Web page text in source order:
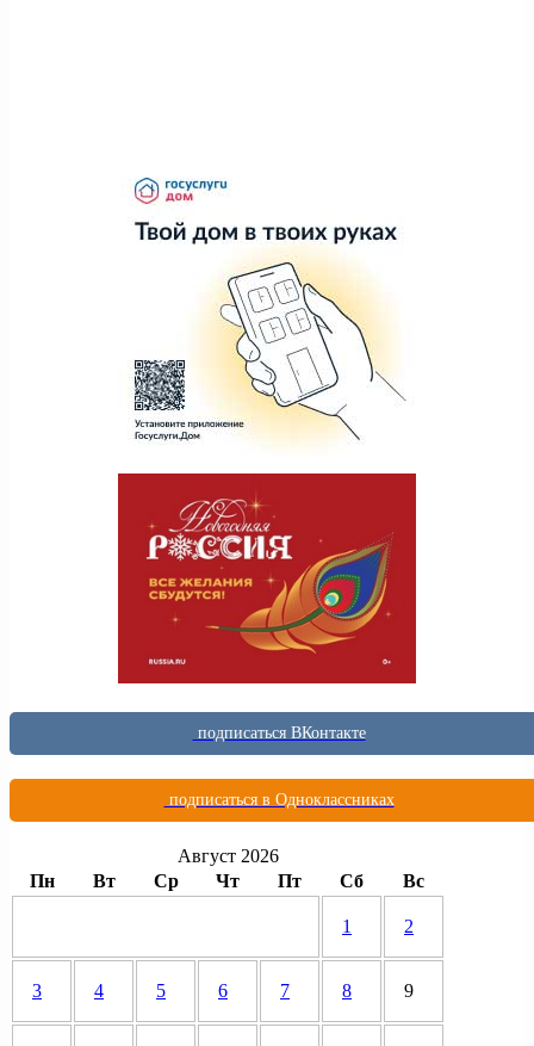
подписаться ВКонтакте
подписаться в Одноклассниках
Август 2026
Пн
Вт Ср Чт Пт Сб Вс
1 2
3 4 5 6 7 8 9